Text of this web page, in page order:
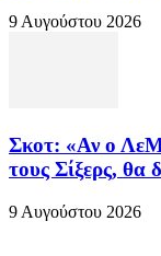
9 Αυγούστου 2026
Σκοτ: «Αν ο
τους Σίξερς, θα
9 Αυγούστου 2026